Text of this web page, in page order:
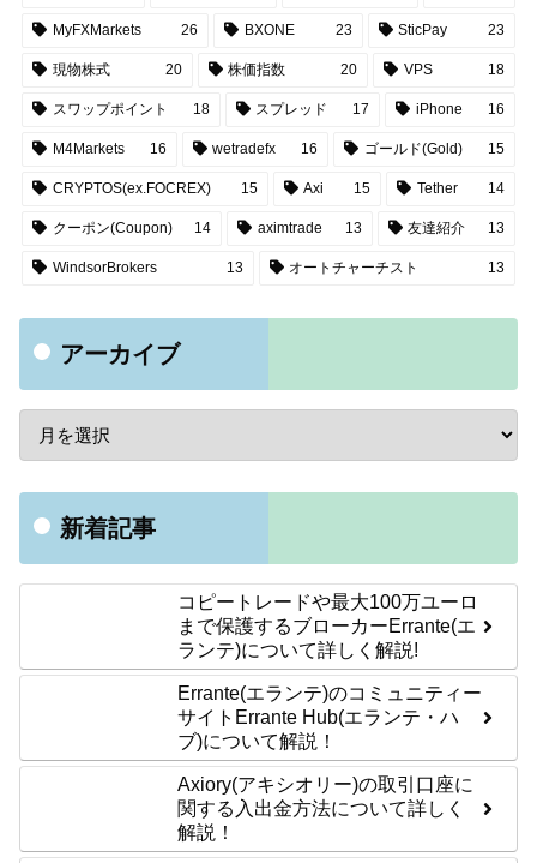
MyFXMarkets 26 BXONE 23 SticPay 23
現物株式 20 株価指数 20 VPS 18
スワップポイント 18 スプレッド 17 iPhone 16
M4Markets 16 wetradefx 16 ゴールド(Gold) 15
CRYPTOS(ex.FOCREX) 15 Axi 15 Tether 14
クーポン(Coupon) 14 aximtrade 13 友達紹介 13
WindsorBrokers 13 オートチャーチスト 13
アーカイブ
新着記事
コピートレードや最大100万ユーロ
まで保護するブローカーErrante(エ
ランテ)について詳しく解説!
Errante(エランテ)のコミュニティー
サイトErrante Hub(エランテ・ハ
ブ)について解説！
Axiory(アキシオリー)の取引口座に
関する入出金方法について詳しく
解説！